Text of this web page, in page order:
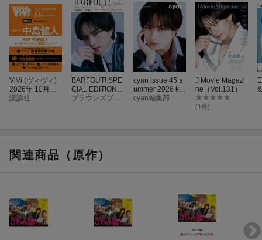
ViVi (ヴィヴィ)
2026年 10月号
増刊 [雑誌] 表
テッカー＆キラ
キラケンティー
講談社
BARFOUT! SPE
CIAL EDITION
MIDSUMMER 2
ブラウンズブックス
cyan issue 45 s
ummer 2026 ke
nto nakajima
cyan編集部
J Movie Magazi
ne（Vol.131）
(1件)
関連商品（原作）